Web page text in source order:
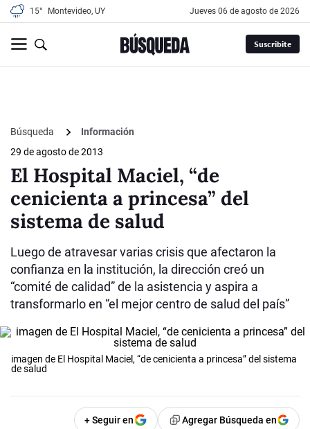
15° Montevideo, UY jueves 06 de agosto de 2026
Suscribite
Búsqueda
Información
29 de agosto de 2013
El Hospital Maciel, “de
cenicienta a princesa” del
sistema de salud
Luego de atravesar varias crisis que afectaron la
confianza en la institución, la dirección creó un
“comité de calidad” de la asistencia y aspira a
transformarlo en “el mejor centro de salud del país”
imagen de El Hospital Maciel, “de cenicienta a princesa” del sistema
de salud
+ Seguir en Agregar Búsqueda en